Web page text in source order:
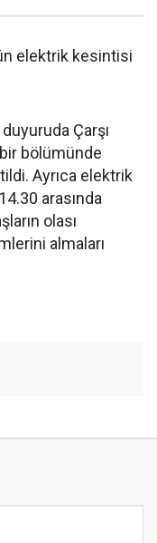
elektrik kesintisi
Çarşı
bölümünde
Ayrıca elektrik
arasında
olası
almaları